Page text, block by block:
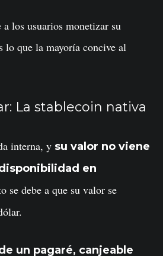
los usuarios monetizar su
lo que la mayoría concive al
La stablecoin nativa
interna, y su valor no viene
en
se debe a que su valor se
un pagaré, canjeable